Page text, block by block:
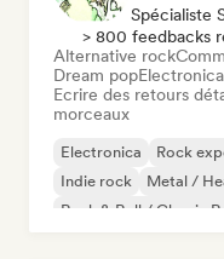
Spécialiste
> 800 feedbacks
Alternative rock
Dream popElectronica
Ecrire des retours
morceaux
Electronica Rock
Indie rock
Metal /
Rock & Roll / Classic